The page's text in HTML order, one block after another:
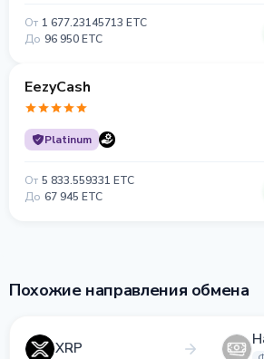
От 1 677.23145713 ETC
До 96 950 ETC
EezyCash
Platinum
От 5 833.559331 ETC
До 67 945 ETC
Похожие направления обмена
XRP